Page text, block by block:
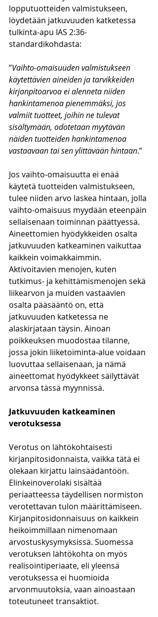
lopputuotteiden valmistukseen,
löydetään jatkuvuuden katketessa
tulkinta-apu IAS 2:36-
standardikohdasta:
”Vaihto-omaisuuden valmistukseen
käytettävien aineiden ja tarvikkeiden
kirjanpitoarvoa ei alenneta niiden
hankintamenoa pienemmäksi, jos
valmiit tuotteet, joihin ne tulevat
sisältymään, odotetaan myytävän
näiden tuotteiden hankintamenoa
vastaavaan tai sen ylittävään hintaan.”
Jos vaihto-omaisuutta ei enää
käytetä tuotteiden valmistukseen,
tulee niiden arvo laskea hintaan, jolla
vaihto-omaisuus myydään eteenpäin
sellaisenaan toiminnan päättyessä.
Aineettomien hyödykkeiden osalta
jatkuvuuden katkeaminen vaikuttaa
kaikkein voimakkaimmin.
Aktivoitavien menojen, kuten
tutkimus- ja kehittämismenojen sekä
liikearvon ja muiden vastaavien
osalta pääsääntö on, että
jatkuvuuden katketessa ne
alaskirjataan täysin. Ainoan
poikkeuksen muodostaa tilanne,
jossa jokin liiketoiminta-alue voidaan
luovuttaa sellaisenaan, ja nämä
aineettomat hyödykkeet säilyttävät
arvonsa tässä myynnissä.
Jatkuvuuden katkeaminen
verotuksessa
Verotus on lähtökohtaisesti
kirjanpitosidonnaista, vaikka tätä ei
olekaan kirjattu lainsäädäntöön.
Elinkeinoverolaki sisältää
periaatteessa täydellisen normiston
verotettavan tulon määrittämiseen.
Kirjanpitosidonnaisuus on kaikkein
heikoimmillaan nimenomaan
arvostuskysymyksissä. Suomessa
verotuksen lähtökohta on myös
realisointiperiaate, eli yleensä
verotuksessa ei huomioida
arvonmuutoksia, vaan ainoastaan
toteutuneet transaktiot.